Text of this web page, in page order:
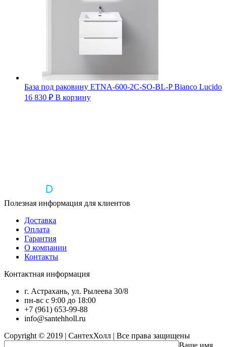
База под раковину ETNA-600-2C-SO-BL-P Bianco Lucido
16 830 ₽ В корзину
Полезная информация для клиентов
Доставка
Оплата
Гарантия
О компании
Контакты
Контактная информация
г. Астрахань, ул. Рылеева 30/8
пн-вс с 9:00 до 18:00
+7 (961) 653-99-88
info@santehholl.ru
Copyright © 2019 | СантехХолл | Все права защищены
Ваше имя